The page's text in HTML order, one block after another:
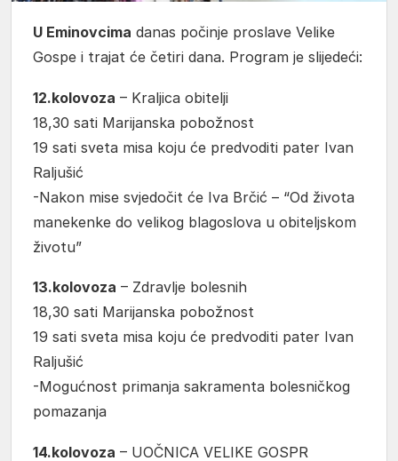
U Eminovcima danas počinje proslave Velike
Gospe i trajat će četiri dana. Program je slijedeći:
12.kolovoza – Kraljica obitelji
18,30 sati Marijanska pobožnost
19 sati sveta misa koju će predvoditi pater Ivan
Raljušić
-Nakon mise svjedočit će Iva Brčić – “Od života
manekenke do velikog blagoslova u obiteljskom
životu”
13.kolovoza – Zdravlje bolesnih
18,30 sati Marijanska pobožnost
19 sati sveta misa koju će predvoditi pater Ivan
Raljušić
-Mogućnost primanja sakramenta bolesničkog
pomazanja
14.kolovoza – UOČNICA VELIKE GOSPR